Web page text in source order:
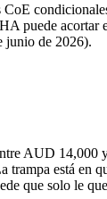
puede acortar
junio de 2026).
AUD
está en
que solo le